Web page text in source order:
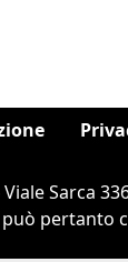
Sarca
pertanto